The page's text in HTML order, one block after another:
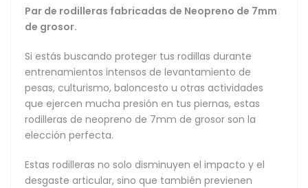
Par de rodilleras fabricadas de Neopreno de 7mm
de grosor.
Si estás buscando proteger tus rodillas durante
entrenamientos intensos de levantamiento de
pesas, culturismo, baloncesto u otras actividades
que ejercen mucha presión en tus piernas, estas
rodilleras de neopreno de 7mm de grosor son la
elección perfecta.
Estas rodilleras no solo disminuyen el impacto y el
desgaste articular, sino que también previenen